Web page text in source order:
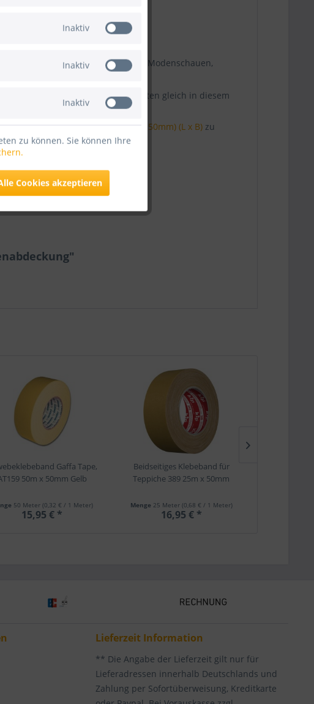
zu fixieren. Perfekt geeignet für Modenschauen,
Gewebebandam besten gleich in diesem
Schutzband transparent (66m x 50mm) (L x B) zu
Gaffa Tape,
50m x 50mm Gelb
50 Meter(0,32 € / 1 Meter)
15,95 € *
Beidseitiges Klebeband für
Teppiche 389 25m x 50mm
Menge 25 Meter (0,68 € / 1 Meter)
16,95 € *
Lieferzeit Information
** Die Angabe der Lieferzeit gilt nur für
Lieferadressen innerhalb Deutschlands und
Zahlung per Sofortüberweisung, Kreditkarte
Inaktiv
Inaktiv
Inaktiv
zu können. Sie können Ihre
Cookies akzeptieren